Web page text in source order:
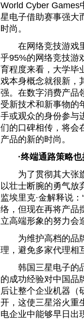
World Cyber Games
星电子借助赛事强大
时尚。
在网络竞技游戏里
乎95%的网络竞技游
育程度来看，大学毕
戏本身概念就很新，
强。在数字消费产品
受新技术和新事物的
手或观众的身份参与
们的口碑相传，将会
产品的新的时尚。
·终端通路策略
为了贯彻其大张旗
以壮士断腕的勇气放
监埃里克·金解释说
络，但现在再将产品
立高端形象的努力会
为维护高档的品牌
理，避免多家代理相
韩国三星电子的品
的成功经验对中国品
后让整个企业机器（
开，这使三星浴火重
电企业中能够早日出